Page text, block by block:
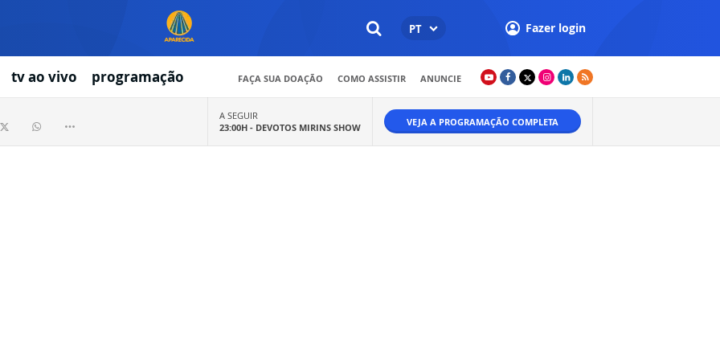
PT Fazer login
tv ao vivo programação FAÇA SUA DOAÇÃO COMO ASSISTIR ANUNCIE
A SEGUIR
23:00H - DEVOTOS MIRINS SHOW VEJA A PROGRAMAÇÃO COMPLETA